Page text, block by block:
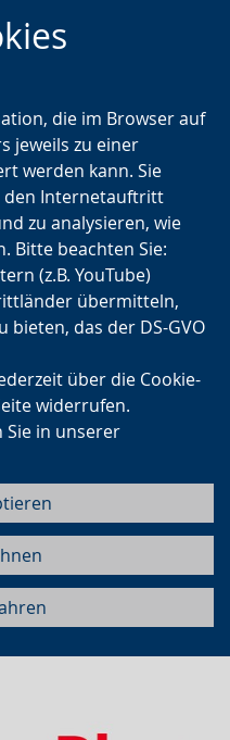
die im Browser auf
jeweils zu einer
werden kann. Sie
den Internetauftritt
zu analysieren, wie
Bitte beachten Sie:
(z.B. YouTube)
übermitteln,
bieten, das der DS-GVO
über die Cookie-
widerrufen.
in unserer